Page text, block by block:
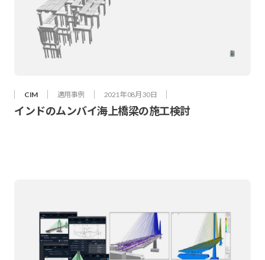
CIM 適用事例 2021年 08月 30日
インドのムンバイ海上橋梁の施工検討